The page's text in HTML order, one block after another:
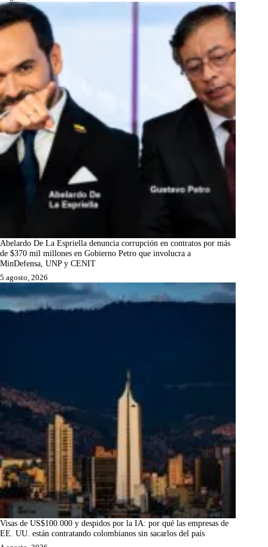
Abelardo De La Espriella denuncia corrupción en contratos por más
de $370 mil millones en Gobierno Petro que involucra a
MinDefensa, UNP y CENIT
5 agosto, 2026
Visas de US$100.000 y despidos por la IA: por qué las empresas de
EE. UU. están contratando colombianos sin sacarlos del país